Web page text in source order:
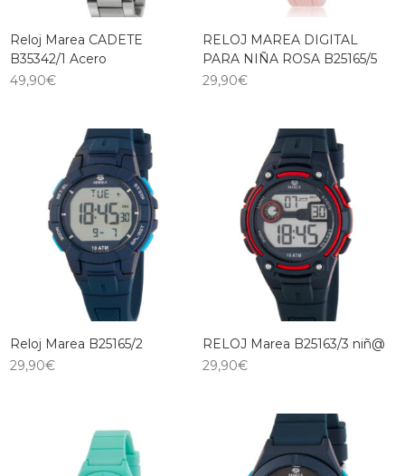
Reloj Marea CADETE
B35342/1 Acero
49,90€
RELOJ MAREA DIGITAL
PARA NIÑA ROSA B25165/5
29,90€
Reloj Marea B25165/2
29,90€
RELOJ Marea B25163/3 niñ@
29,90€